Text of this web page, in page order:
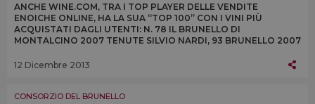
ANCHE WINE.COM, TRA I TOP PLAYER DELLE VENDITE
ENOICHE ONLINE, HA LA SUA “TOP 100” CON I VINI PIÙ
ACQUISTATI DAGLI UTENTI: N. 78 IL BRUNELLO DI
MONTALCINO 2007 TENUTE SILVIO NARDI, 93 BRUNELLO 2007
12 Dicembre 2013
CONSORZIO DEL BRUNELLO